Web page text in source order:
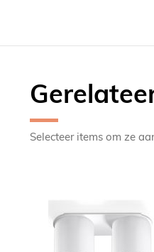
Selecteer items om ze